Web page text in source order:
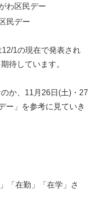
わ区民デー
民デー
1の現在で発表され
待しています。
か、11月26日(土)・27
ー」を参考に見ていき
「在勤」「在学」さ